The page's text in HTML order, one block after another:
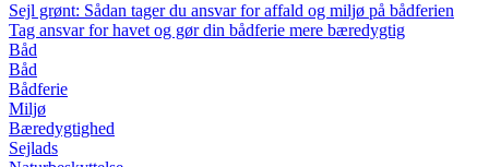
Sejl grønt: Sådan tager du ansvar for affald og miljø på bådferien
Tag ansvar for havet og gør din bådferie mere bæredygtig
Båd
Båd
Bådferie
Miljø
Bæredygtighed
Sejlads